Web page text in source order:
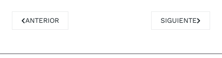
ARTÍCULO ANTERIOR: LOS ENIGMAS DE LA CULTURA
ANTERIOR ARTÍCULO
SIGUIENTE